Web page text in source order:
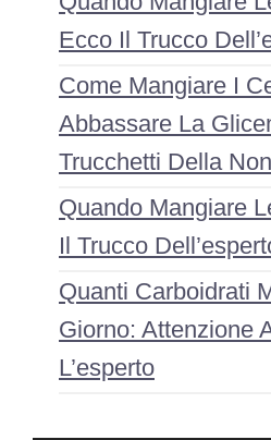
Ecco Il Trucco
Come Mangiare I
Abbassare La
Trucchetti Della
Quando Mangiare
Il Trucco
Quanti Carboidrati
Giorno: Attenzione
L’esperto